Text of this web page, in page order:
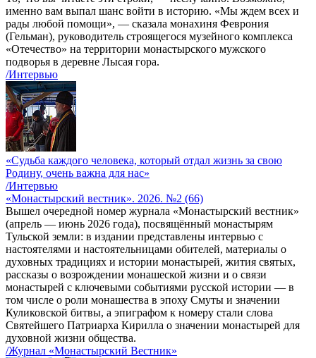
именно вам выпал шанс войти в историю. «Мы ждем всех и
рады любой помощи», — сказала монахиня Феврония
(Гельман), руководитель строящегося музейного комплекса
«Отечество» на территории монастырского мужского
подворья в деревне Лысая гора.
/Интервью
«Судьба каждого человека, который отдал жизнь за свою
Родину, очень важна для нас»
/Интервью
«Монастырский вестник». 2026. №2 (66)
Вышел очередной номер журнала «Монастырский вестник»
(апрель — июнь 2026 года), посвящённый монастырям
Тульской земли: в издании представлены интервью с
настоятелями и настоятельницами обителей, материалы о
духовных традициях и истории монастырей, жития святых,
рассказы о возрождении монашеской жизни и о связи
монастырей с ключевыми событиями русской истории — в
том числе о роли монашества в эпоху Смуты и значении
Куликовской битвы, а эпиграфом к номеру стали слова
Святейшего Патриарха Кирилла о значении монастырей для
духовной жизни общества.
/Журнал «Монастырский Вестник»